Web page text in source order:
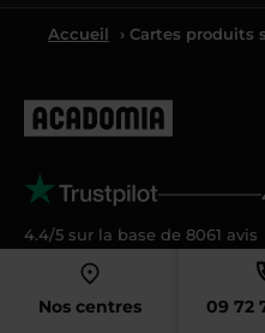
Nos centres 09 72
Accueil › Cartes produits
4.4/5 sur la base de 8061 avis
Acadomia